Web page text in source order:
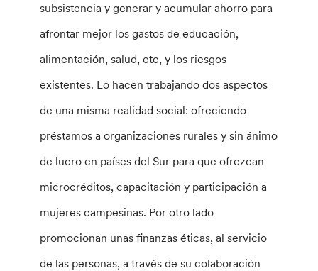
subsistencia y generar y acumular ahorro para
afrontar mejor los gastos de educación,
alimentación, salud, etc, y los riesgos
existentes. Lo hacen trabajando dos aspectos
de una misma realidad social: ofreciendo
préstamos a organizaciones rurales y sin ánimo
de lucro en países del Sur para que ofrezcan
microcréditos, capacitación y participación a
mujeres campesinas. Por otro lado
promocionan unas finanzas éticas, al servicio
de las personas, a través de su colaboración